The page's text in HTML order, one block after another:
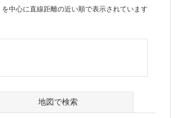
を中心に直線距離の近い順で表示されています
地図で検索
あいろ歯科医院
っていたのですが、その
先生の治療を受けたこと
で認識が変わりました。